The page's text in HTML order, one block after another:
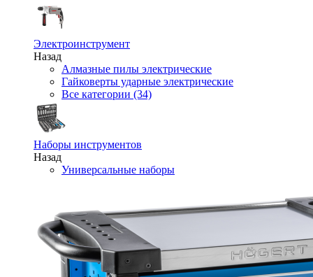
Электроинструмент
Назад
Алмазные пилы электрические
Гайковерты ударные электрические
Все категории (34)
Наборы инструментов
Назад
Универсальные наборы